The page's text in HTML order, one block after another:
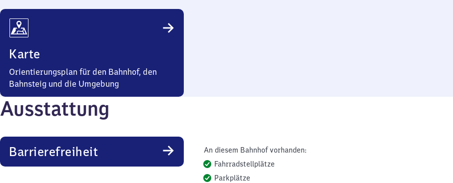
Karte
Orientierungsplan für den Bahnhof, den
Bahnsteig und die Umgebung
Ausstattung
Barrierefreiheit
An diesem Bahnhof vorhanden:
Fahrradstellplätze
Parkplätze